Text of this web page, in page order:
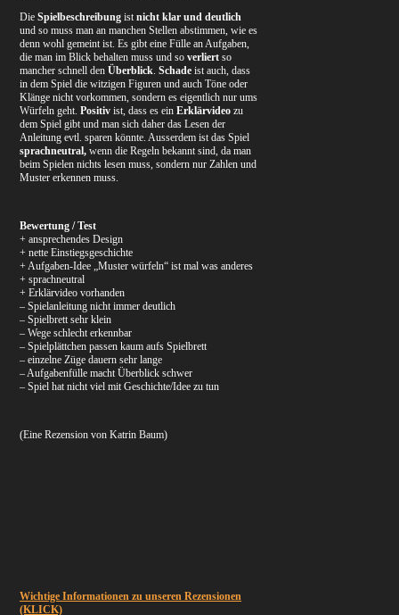
DieSpielbeschreibung istnicht klar und deutlich
und so muss man an manchen Stellen abstimmen, wie es
denn wohl gemeint ist. Es gibt eine Fülle an Aufgaben,
die man im Blick behalten muss und soverliert so
mancher schnell denÜberblick.Schade ist auch, dass
in dem Spiel die witzigen Figuren und auch Töne oder
Klänge nicht vorkommen, sondern es eigentlich nur ums
Würfeln geht.Positiv ist, dass es einErklärvideo zu
dem Spiel gibt und man sich daher das Lesen der
Anleitung evtl. sparen könnte. Ausserdem ist das Spiel
sprachneutral, wenn die Regeln bekannt sind, da man
beim Spielen nichts lesen muss, sondern nur Zahlen und
Muster erkennen muss.
Bewertung / Test
+ ansprechendes Design
+ nette Einstiegsgeschichte
+ Aufgaben-Idee „Muster würfeln“ ist mal was anderes
+ sprachneutral
+ Erklärvideo vorhanden
– Spielanleitung nicht immer deutlich
– Spielbrett sehr klein
– Wege schlecht erkennbar
– Spielplättchen passen kaum aufs Spielbrett
– einzelne Züge dauern sehr lange
– Aufgabenfülle macht Überblick schwer
– Spiel hat nicht viel mit Geschichte/Idee zu tun
(Eine Rezension von Katrin Baum)
Wichtige Informationen zu unseren Rezensionen
(KLICK)